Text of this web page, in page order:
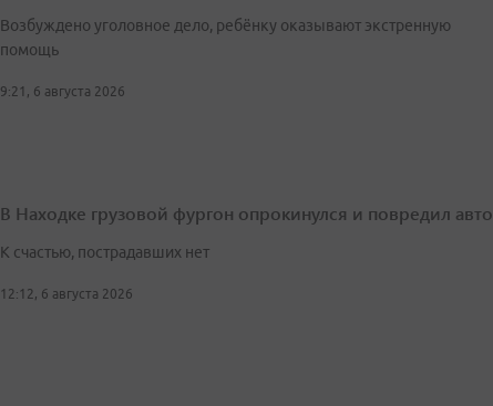
Возбуждено уголовное дело, ребёнку оказывают экстренную
помощь
9:21, 6 августа 2026
В Находке грузовой фургон опрокинулся и повредил авто
К счастью, пострадавших нет
12:12, 6 августа 2026